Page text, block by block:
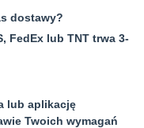
dostawy?
FedEx lub TNT trwa 3-
lub aplikację
Twoich wymagań